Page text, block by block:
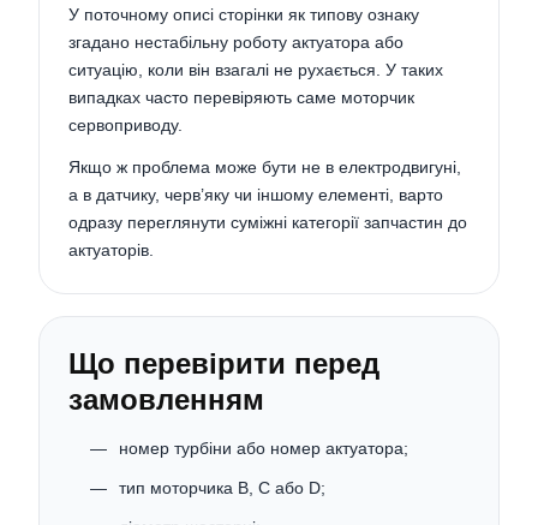
У поточному описі сторінки як типову ознаку
згадано нестабільну роботу актуатора або
ситуацію, коли він взагалі не рухається. У таких
випадках часто перевіряють саме моторчик
сервоприводу.
Якщо ж проблема може бути не в електродвигуні,
а в датчику, черв’яку чи іншому елементі, варто
одразу переглянути суміжні категорії запчастин до
актуаторів.
Що перевірити перед
замовленням
номер турбіни або номер актуатора;
тип моторчика B, C або D;